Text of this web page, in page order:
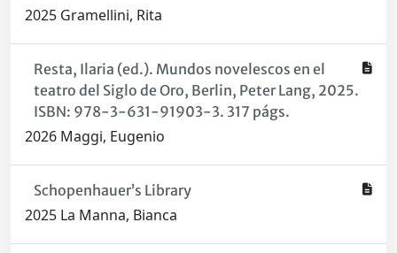
2025 Gramellini, Rita
Resta, Ilaria (ed.). Mundos novelescos en el
teatro del Siglo de Oro, Berlin, Peter Lang, 2025.
ISBN: 978-3-631-91903-3. 317 págs.
2026 Maggi, Eugenio
Schopenhauer’s Library
2025 La Manna, Bianca